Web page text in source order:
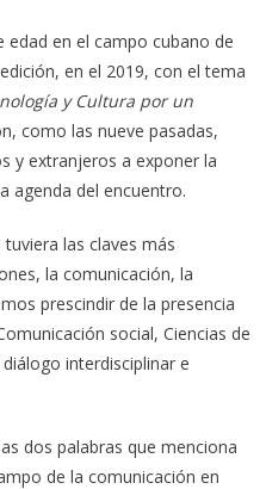
edad en el campo cubano de
en el 2019, con el tema
y Cultura por un
como las nueve pasadas,
y extranjeros a exponer la
agenda del encuentro.
las claves más
la comunicación, la
prescindir de la presencia
social, Ciencias de
interdisciplinar e
dos palabras que menciona
de la comunicación en